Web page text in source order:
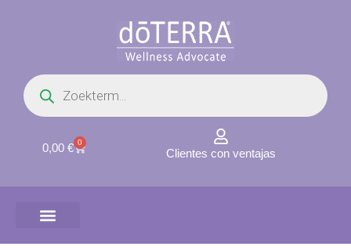
Búsqueda
de
productos
0,00 € 0
Carrito Clientes con ventajas